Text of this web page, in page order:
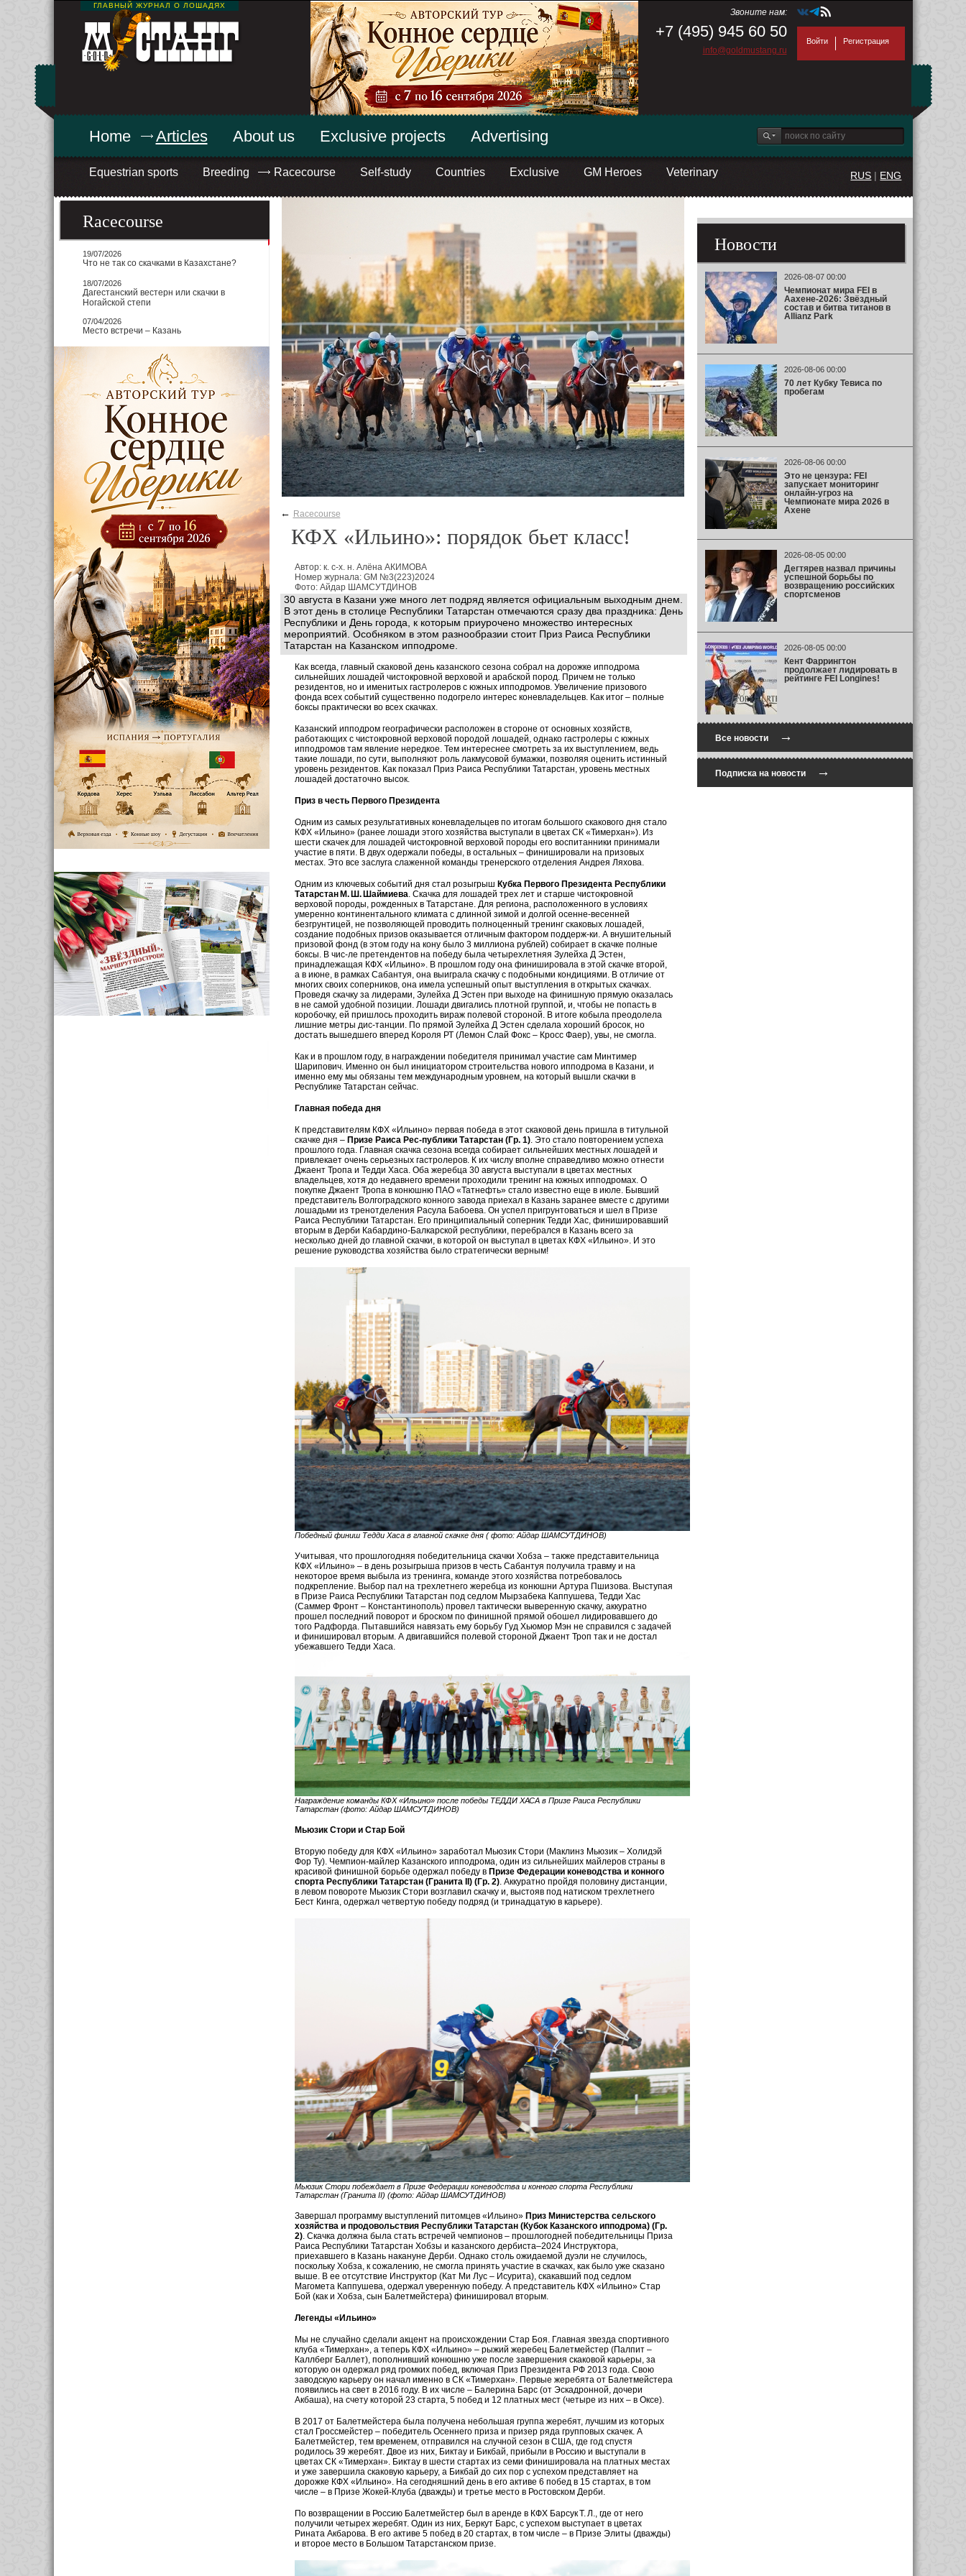
ГЛАВНЫЙ ЖУРНАЛ О ЛОШАДЯХ
Звоните нам:
+7 (495) 945 60 50
info@goldmustang.ru
Войти Регистрация
Home Articles
Equestrian sports Breeding Racecourse Self-study Countries Exclusive GM Heroes Veterinary
About us Exclusive projects Advertising
RUS | ENG
Racecourse
19/07/2026
Что не так со скачками в Казахстане?
18/07/2026
Дагестанский вестерн или скачки в
Ногайской степи
07/04/2026
Место встречи – Казань
← Racecourse
КФХ «Ильино»: порядок бьет класс!
Автор: к. с-х. н. Алёна АКИМОВА
Номер журнала: GM №3(223)2024
Фото: Айдар ШАМСУТДИНОВ
30 августа в Казани уже много лет подряд является официальным выходным днем.
В этот день в столице Республики Татарстан отмечаются сразу два праздника: День
Республики и День города, к которым приурочено множество интересных
мероприятий. Особняком в этом разнообразии стоит Приз Раиса Республики
Татарстан на Казанском ипподроме.
Как всегда, главный скаковой день казанского сезона собрал на дорожке ипподрома
сильнейших лошадей чистокровной верховой и арабской пород. Причем не только
резидентов, но и именитых гастролеров с южных ипподромов. Увеличение призового
фонда всех событий существенно подогрело интерес коневладельцев. Как итог – полные
боксы практически во всех скачках.
Казанский ипподром географически расположен в стороне от основных хозяйств,
работающих с чистокровной верховой породой лошадей, однако гастролеры с южных
ипподромов там явление нередкое. Тем интереснее смотреть за их выступлением, ведь
такие лошади, по сути, выполняют роль лакмусовой бумажки, позволяя оценить истинный
уровень резидентов. Как показал Приз Раиса Республики Татарстан, уровень местных
лошадей достаточно высок.
Приз в честь Первого Президента
Одним из самых результативных коневладельцев по итогам большого скакового дня стало
КФХ «Ильино» (ранее лошади этого хозяйства выступали в цветах СК «Тимерхан»). Из
шести скачек для лошадей чистокровной верховой породы его воспитанники принимали
участие в пяти. В двух одержали победы, в остальных – финишировали на призовых
местах. Это все заслуга слаженной команды тренерского отделения Андрея Ляхова.
Одним из ключевых событий дня стал розыгрыш Кубка Первого Президента Республики
Татарстан М. Ш. Шаймиева. Скачка для лошадей трех лет и старше чистокровной
верховой породы, рожденных в Татарстане. Для региона, расположенного в условиях
умеренно континентального климата с длинной зимой и долгой осенне-весенней
безгрунтицей, не позволяющей проводить полноценный тренинг скаковых лошадей,
создание подобных призов оказывается отличным фактором поддерж-ки. А внушительный
призовой фонд (в этом году на кону было 3 миллиона рублей) собирает в скачке полные
боксы. В чис-ле претендентов на победу была четырехлетняя Зулейха Д Эстен,
принадлежащая КФХ «Ильино». В прошлом году она финишировала в этой скачке второй,
а в июне, в рамках Сабантуя, она выиграла скачку с подобными кондициями. В отличие от
многих своих соперников, она имела успешный опыт выступления в открытых скачках.
Проведя скачку за лидерами, Зулейха Д Эстен при выходе на финишную прямую оказалась
в не самой удобной позиции. Лошади двигались плотной группой, и, чтобы не попасть в
коробочку, ей пришлось проходить вираж полевой стороной. В итоге кобыла преодолела
лишние метры дис-танции. По прямой Зулейха Д Эстен сделала хороший бросок, но
достать вышедшего вперед Короля РТ (Лемон Слай Фокс – Кросс Фаер), увы, не смогла.
Как и в прошлом году, в награждении победителя принимал участие сам Минтимер
Шарипович. Именно он был инициатором строительства нового ипподрома в Казани, и
именно ему мы обязаны тем международным уровнем, на который вышли скачки в
Республике Татарстан сейчас.
Главная победа дня
К представителям КФХ «Ильино» первая победа в этот скаковой день пришла в титульной
скачке дня – Призе Раиса Рес-публики Татарстан (Гр. 1). Это стало повторением успеха
прошлого года. Главная скачка сезона всегда собирает сильнейших местных лошадей и
привлекает очень серьезных гастролеров. К их числу вполне справедливо можно отнести
Джаент Тропа и Тедди Хаса. Оба жеребца 30 августа выступали в цветах местных
владельцев, хотя до недавнего времени проходили тренинг на южных ипподромах. О
покупке Джаент Тропа в конюшню ПАО «Татнефть» стало известно еще в июле. Бывший
представитель Волгоградского конного завода приехал в Казань заранее вместе с другими
лошадьми из тренотделения Расула Бабоева. Он успел пригрунтоваться и шел в Призе
Раиса Республики Татарстан. Его принципиальный соперник Тедди Хас, финишировавший
вторым в Дерби Кабардино-Балкарской республики, перебрался в Казань всего за
несколько дней до главной скачки, в которой он выступал в цветах КФХ «Ильино». И это
решение руководства хозяйства было стратегически верным!
Победный финиш Тедди Хаса в главной скачке дня ( фото: Айдар ШАМСУТДИНОВ)
Учитывая, что прошлогодняя победительница скачки Хобза – также представительница
КФХ «Ильино» – в день розыгрыша призов в честь Сабантуя получила травму и на
некоторое время выбыла из тренинга, команде этого хозяйства потребовалось
подкрепление. Выбор пал на трехлетнего жеребца из конюшни Артура Пшизова. Выступая
в Призе Раиса Республики Татарстан под седлом Мырзабека Каппушева, Тедди Хас
(Саммер Фронт – Константинополь) провел тактически выверенную скачку, аккуратно
прошел последний поворот и броском по финишной прямой обошел лидировавшего до
того Радфорда. Пытавшийся навязать ему борьбу Гуд Хьюмор Мэн не справился с задачей
и финишировал вторым. А двигавшийся полевой стороной Джаент Троп так и не достал
убежавшего Тедди Хаса.
Награждение команды КФХ «Ильино» после победы ТЕДДИ ХАСА в Призе Раиса Республики
Татарстан (фото: Айдар ШАМСУТДИНОВ)
Мьюзик Стори и Стар Бой
Вторую победу для КФХ «Ильино» заработал Мьюзик Стори (Маклинз Мьюзик – Холидэй
Фор Ту). Чемпион-майлер Казанского ипподрома, один из сильнейших майлеров страны в
красивой финишной борьбе одержал победу в Призе Федерации коневодства и конного
спорта Республики Татарстан (Гранита II) (Гр. 2). Аккуратно пройдя половину дистанции,
в левом повороте Мьюзик Стори возглавил скачку и, выстояв под натиском трехлетнего
Бест Кинга, одержал четвертую победу подряд (и тринадцатую в карьере).
Мьюзик Стори побеждает в Призе Федерации коневодства и конного спорта Республики
Татарстан (Гранита II) (фото: Айдар ШАМСУТДИНОВ)
Завершал программу выступлений питомцев «Ильино» Приз Министерства сельского
хозяйства и продовольствия Республики Татарстан (Кубок Казанского ипподрома) (Гр.
2). Скачка должна была стать встречей чемпионов – прошлогодней победительницы Приза
Раиса Республики Татарстан Хобзы и казанского дербиста–2024 Инструктора,
приехавшего в Казань накануне Дерби. Однако столь ожидаемой дуэли не случилось,
поскольку Хобза, к сожалению, не смогла принять участие в скачках, как было уже сказано
выше. В ее отсутствие Инструктор (Кат Ми Лус – Исурита), скакавший под седлом
Магомета Каппушева, одержал уверенную победу. А представитель КФХ «Ильино» Стар
Бой (как и Хобза, сын Балетмейстера) финишировал вторым.
Легенды «Ильино»
Мы не случайно сделали акцент на происхождении Стар Боя. Главная звезда спортивного
клуба «Тимерхан», а теперь КФХ «Ильино» – рыжий жеребец Балетмейстер (Палпит –
Каллберг Баллет), пополнивший конюшню уже после завершения скаковой карьеры, за
которую он одержал ряд громких побед, включая Приз Президента РФ 2013 года. Свою
заводскую карьеру он начал именно в СК «Тимерхан». Первые жеребята от Балетмейстера
появились на свет в 2016 году. В их числе – Балерина Барс (от Эскадронной, дочери
Акбаша), на счету которой 23 старта, 5 побед и 12 платных мест (четыре из них – в Оксе).
В 2017 от Балетмейстера была получена небольшая группа жеребят, лучшим из которых
стал Гроссмейстер – победитель Осеннего приза и призер ряда групповых скачек. А
Балетмейстер, тем временем, отправился на случной сезон в США, где год спустя
родилось 39 жеребят. Двое из них, Биктау и Бикбай, прибыли в Россию и выступали в
цветах СК «Тимерхан». Биктау в шести стартах из семи финишировала на платных местах
и уже завершила скаковую карьеру, а Бикбай до сих пор с успехом представляет на
дорожке КФХ «Ильино». На сегодняшний день в его активе 6 побед в 15 стартах, в том
числе – в Призе Жокей-Клуба (дважды) и третье место в Ростовском Дерби.
По возвращении в Россию Балетмейстер был в аренде в КФХ Барсук Т. Л., где от него
получили четырех жеребят. Один из них, Беркут Барс, с успехом выступает в цветах
Рината Акбарова. В его активе 5 побед в 20 стартах, в том числе – в Призе Элиты (дважды)
и второе место в Большом Татарстанском призе.
Новости
2026-08-07 00:00
Чемпионат мира FEI в
Аахене-2026: Звёздный
состав и битва титанов в
Allianz Park
2026-08-06 00:00
70 лет Кубку Тевиса по
пробегам
2026-08-06 00:00
Это не цензура: FEI
запускает мониторинг
онлайн-угроз на
Чемпионате мира 2026 в
Ахене
2026-08-05 00:00
Дегтярев назвал причины
успешной борьбы по
возвращению российских
спортсменов
2026-08-05 00:00
Кент Фаррингтон
продолжает лидировать в
рейтинге FEI Longines!
Все новости→
Подписка на новости→